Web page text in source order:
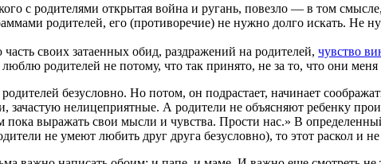
с родителями открытая война и ругань, повезло — в том
родителей, его (противоречие) не нужно долго искать.
своих затаенных обид, раздражений на родителей, чувство
родителей не потому, что так принято, не за то, что они
безусловно. Но потом, он подрастает, начинает
зачастую нелицеприятные. А родители не объясняют ребенку
пока выражать свои мысли и чувства. Прости нас.» В
не умеют любить друг друга безусловно), то этот раскол и не